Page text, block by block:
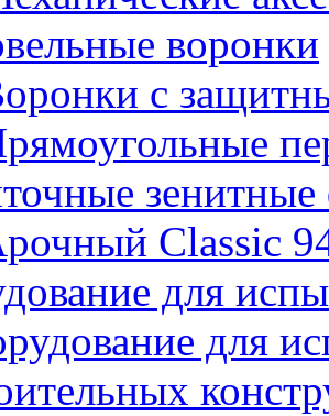
воронки
с
Classic
для
для